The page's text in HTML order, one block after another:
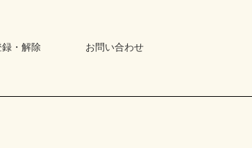
録・解除 お問い合わせ